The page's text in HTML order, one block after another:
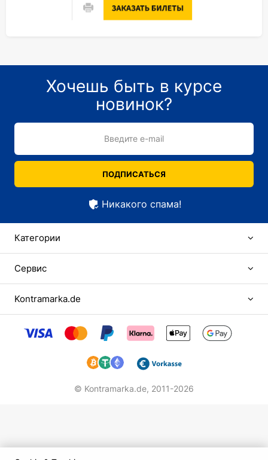
Хочешь быть в курсе
новинок?
Введите e-mail
ПОДПИСАТЬСЯ
Никакого спама!
Категории
Сервис
Kontramarka.de
© Kontramarka.de, 2011-2026